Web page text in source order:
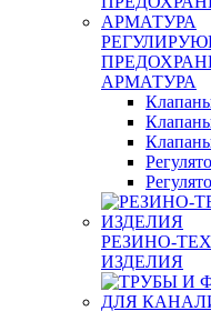
АРМАТУРА
РЕЗИНО-
ИЗДЕЛИЯ